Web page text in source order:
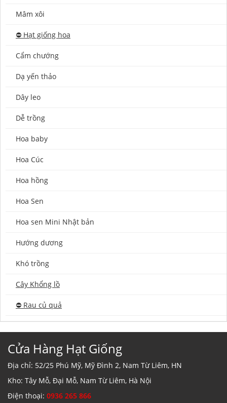
Mâm xôi
⛔️ Hạt giống hoa
Cẩm chướng
Dạ yến thảo
Dây leo
Dễ trồng
Hoa baby
Hoa Cúc
Hoa hồng
Hoa Sen
Hoa sen Mini Nhật bản
Hướng dương
Khó trồng
Cây Khổng lồ
⛔️ Rau củ quả
Cửa Hàng Hạt Giống
Địa chỉ: 52/25 Phú Mỹ, Mỹ Đình 2, Nam Từ Liêm, HN
Kho: Tây Mỗ, Đại Mỗ, Nam Từ Liêm, Hà Nội
Điện thoại: 0936 265 866